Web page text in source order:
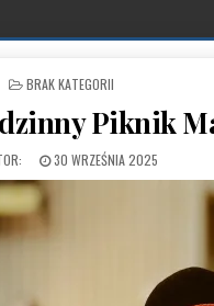
POSTED IN
BRAK KATEGORII
Piknik
PUBLISHED DATE:
30 WRZEŚNIA 2025